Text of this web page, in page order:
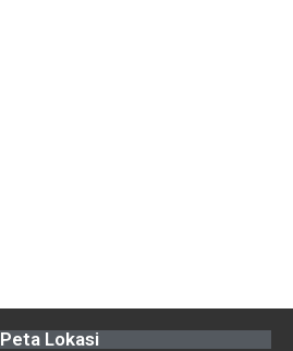
Peta Lokasi